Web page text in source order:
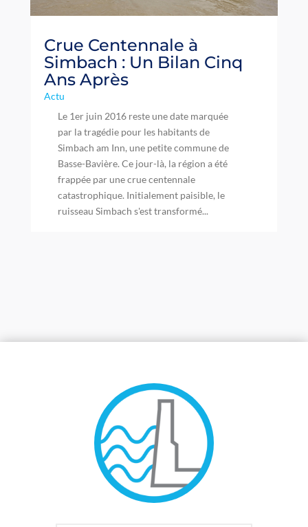
Crue Centennale à
Simbach : Un Bilan Cinq
Ans Après
Actu
Le 1er juin 2016 reste une date marquée
par la tragédie pour les habitants de
Simbach am Inn, une petite commune de
Basse-Bavière. Ce jour-là, la région a été
frappée par une crue centennale
catastrophique. Initialement paisible, le
ruisseau Simbach s'est transformé...